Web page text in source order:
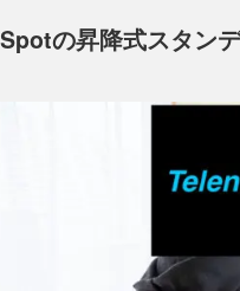
の昇降式スタンデ